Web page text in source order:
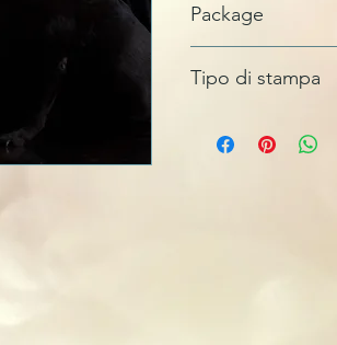
Package
Tipo di stampa